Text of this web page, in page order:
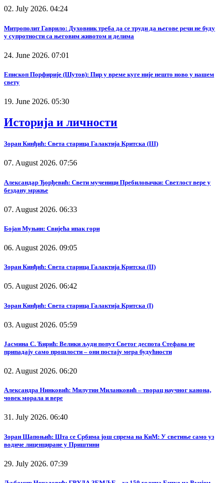
02. July 2026. 04:24
Митрополит Гаврило: Духовник треба да се труди да његове речи не буду
у супротности са његовим животом и делима
24. June 2026. 07:01
Епископ Порфирије (Шутов): Пир у време куге није нешто ново у нашем
свету
19. June 2026. 05:30
Историја и личности
Зоран Кинђић: Света старица Галактија Критска (III)
07. August 2026. 07:56
Александар Ђорђевић: Свети мученици Пребиловачки: Светлост вере у
бездану мржње
07. August 2026. 06:33
Бојан Муњин: Свијећа ипак гори
06. August 2026. 09:05
Зоран Кинђић: Света старица Галактија Критска (II)
05. August 2026. 06:42
Зоран Кинђић: Света старица Галактија Критска (I)
03. August 2026. 05:59
Јасмина С. Ћирић: Велики људи попут Светог деспота Стефана не
припадају само прошлости – они постају мера будућности
02. August 2026. 06:20
Александра Нинковић: Милутин Миланковић – творац научног канона,
човек морала и вере
31. July 2026. 06:40
Зоран Шапоњић: Шта се Србима још спрема на КиМ: У светиње само уз
водиче лиценциране у Приштини
29. July 2026. 07:39